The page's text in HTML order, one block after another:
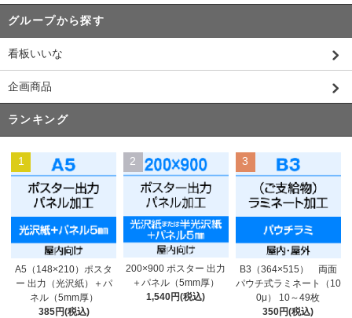
グループから探す
看板いいな
企画商品
ランキング
1
A5（148×210）ポスタ
ー 出力（光沢紙）＋パ
ネル（5mm厚）
385円(税込)
2
200×900 ポスター 出力
＋パネル（5mm厚）
1,540円(税込)
3
B3（364×515） 両面
パウチ式ラミネート（10
0μ） 10～49枚
350円(税込)